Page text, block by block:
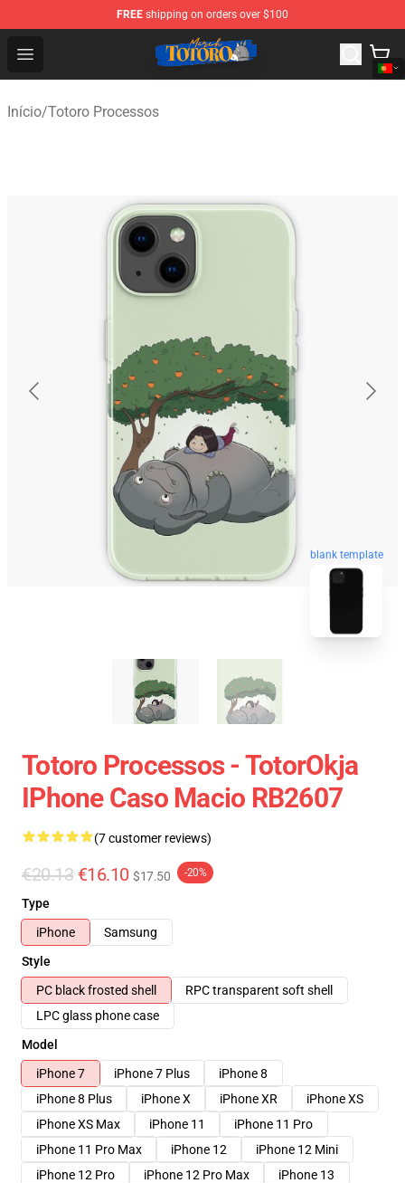
FREE shipping on orders over $100
Open menu
Totoro Store - Official Totoro Merchandise Shop
Início/Totoro Processos
blank template
Totoro Processos - TotorOkja
IPhone Caso Macio RB2607
(7 customer reviews)
€20.13 €16.10 $17.50 -20%
Type
iPhone
Samsung
Style
PC black frosted shell
RPC transparent soft shell
LPC glass phone case
Model
iPhone 7
iPhone 7 Plus
iPhone 8
iPhone 8 Plus
iPhone X iPhone XR
iPhone XS
iPhone XS Max
iPhone 11
iPhone 11 Pro
iPhone 11 Pro Max
iPhone 12
iPhone 12 Mini
iPhone 12 Pro
iPhone 12 Pro Max
iPhone 13